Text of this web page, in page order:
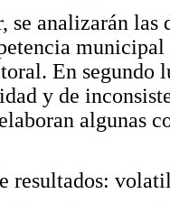
se analizarán las
En segundo
y de
algunas
resultados: